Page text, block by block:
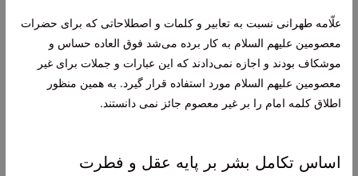
علّامه طهرانى نسبت به تعابير و كلمات و اصطلاحاتى كه براى حضرات
معصومين علیهم السلام به كار برده می‌‏شد فوق العاده حساس و
موشكاف بودند و اجازه نمی‌دادند كه اين عبارات و جملات براى غير
معصومين علیهم السلام مورد استفاده قرار گيرد. به همین منظور
اطلاق کلمه امام را بر غیر معصوم جائز نمی دانستند.
اساس تکامل بشر بر پایه عقل و فطرت